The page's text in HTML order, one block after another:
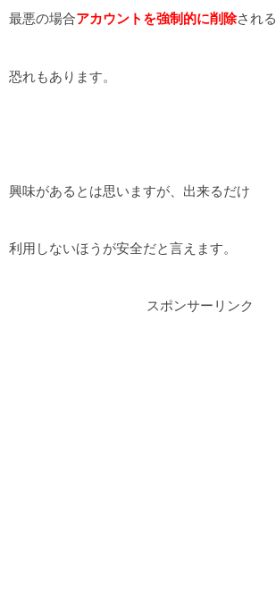
最悪の場合アカウントを強制的に削除される
恐れもあります。
興味があるとは思いますが、出来るだけ
利用しないほうが安全だと言えます。
スポンサーリンク